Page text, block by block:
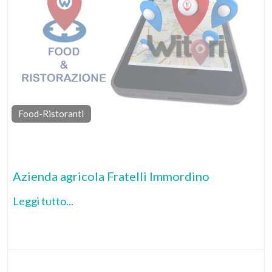
Food-Ristoranti
Azienda agricola Fratelli Immordino
Leggi tutto...